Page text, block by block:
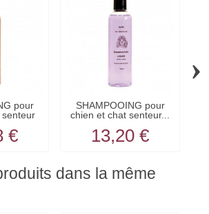
pour
€
SHAMPOOING pour
chien et chat senteur...
13,20 €
›
dans la même